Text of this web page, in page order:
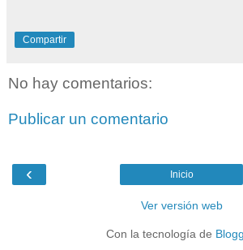
Compartir
No hay comentarios:
Publicar un comentario
‹ Inicio
Ver versión web
Con la tecnología de